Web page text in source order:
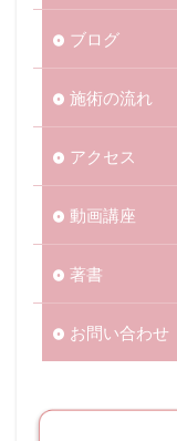
ブログ
施術の流れ
アクセス
動画講座
著書
お問い合わせ